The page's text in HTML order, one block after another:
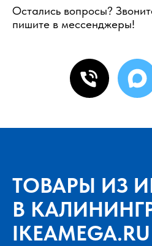
Остались вопросы?
пишите в мессенджеры!
ТОВАРЫ ИЗ
В
IKEAMEGA.RU